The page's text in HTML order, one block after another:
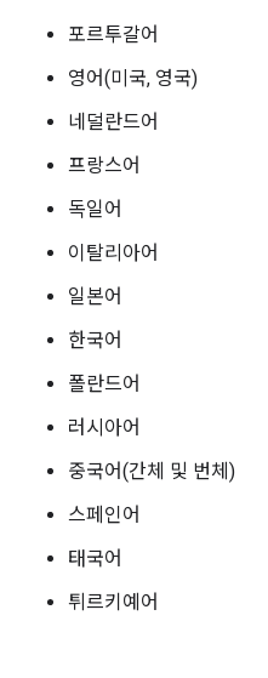
포르투갈어
영어(미국, 영국)
네덜란드어
프랑스어
독일어
이탈리아어
일본어
한국어
폴란드어
러시아어
중국어(간체 및 번체)
스페인어
태국어
튀르키예어